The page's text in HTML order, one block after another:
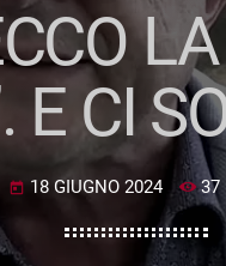
E CI
today 18 GIUGNO 2024 37